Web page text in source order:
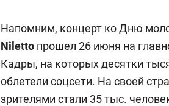
Напомним, концерт ко Дню
Niletto прошел 26 июня на
Кадры, на которых десятки
облетели соцсети. На своей
зрителями стали 35 тыс.